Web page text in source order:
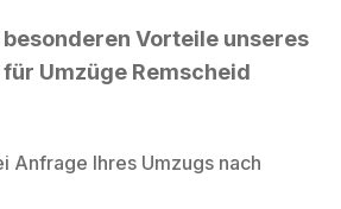
besonderen Vorteile unseres
Umzüge Remscheid
Anfrage Ihres Umzugs nach